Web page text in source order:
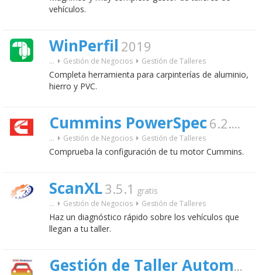
vehículos.
WinPerfil 2019
... Gestión de Negocios Gestión de Talleres
Completa herramienta para carpinterías de aluminio,
hierro y PVC.
Cummins PowerSpec6.2.0.22
... Gestión de Negocios Gestión de Talleres
Comprueba la configuración de tu motor Cummins.
ScanXL3.5.1 gratis
... Gestión de Negocios Gestión de Talleres
Haz un diagnóstico rápido sobre los vehículos que
llegan a tu taller.
Gestión de Taller Automóvil